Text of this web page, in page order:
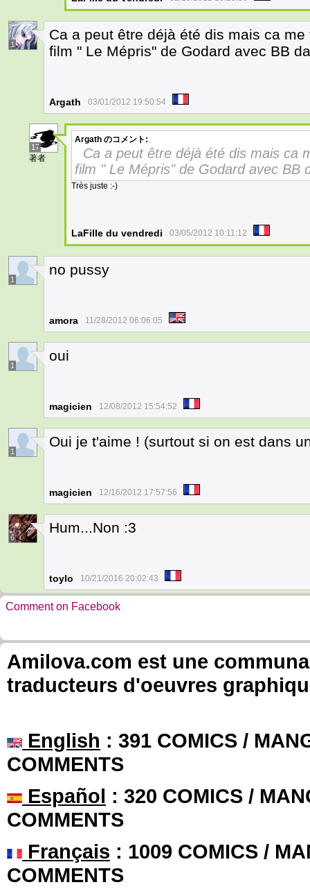
1
Ca a peut être déjà été dis mais ca
film " Le Mépris" de Godard avec BB
Argath 03/01/2012 19:50:54
17
著者
Argath のコメント:
Ca a peut être déjà été dis mais ca
film " Le Mépris" de Godard avec BB
Très juste :-)
LaFille du vendredi 03/05/2012 10:11:12
1
no pussy
amora 11/28/2012 06:06:05
1
oui
magicien 12/08/2012 15:54:52
1
Oui je t'aime ! (surtout si on est dans
magicien 12/16/2012 17:57:56
6
Hum...Non :3
toylo 10/21/2016 20:02:43
Comment on Facebook
Amilova.com est une
traducteurs d'oeuvres
English : 391 COMICS /
COMMENTS
Español : 320 COMICS /
COMMENTS
Français : 1009 COMICS /
COMMENTS